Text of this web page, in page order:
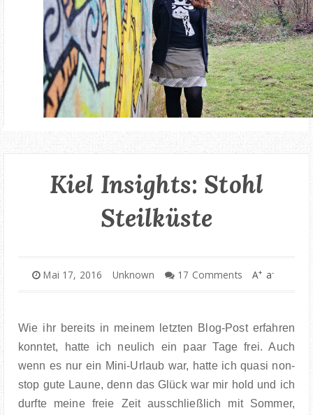
Kiel Insights: Stohl
Steilküste
Mai 17, 2016 Unknown 17 Comments A+ a-
Wie ihr bereits in meinem letzten Blog-Post erfahren
konntet, hatte ich neulich ein paar Tage frei. Auch
wenn es nur ein Mini-Urlaub war, hatte ich quasi non-
stop gute Laune, denn das Glück war mir hold und ich
durfte meine freie Zeit ausschließlich mit Sommer,